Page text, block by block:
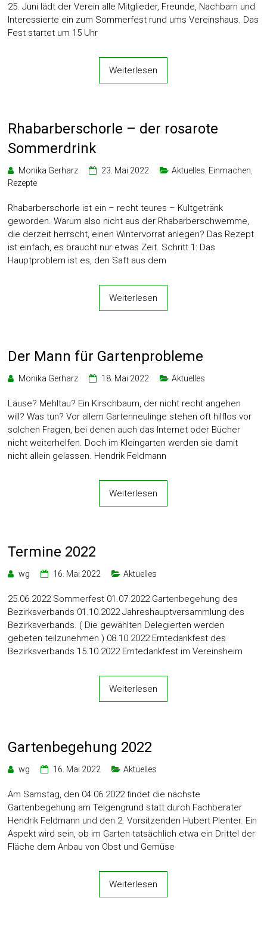
25. Juni lädt der Verein alle Mitglieder, Freunde, Nachbarn und
Interessierte ein zum Sommerfest rund ums Vereinshaus. Das
Fest startet um 15 Uhr
Weiterlesen
Rhabarberschorle – der rosarote
Sommerdrink
Monika Gerharz 23. Mai 2022 Aktuelles Einmachen
Rezepte
Rhabarberschorle ist ein – recht teures – Kultgetränk
geworden. Warum also nicht aus der Rhabarberschwemme,
die derzeit herrscht, einen Wintervorrat anlegen? Das Rezept
ist einfach, es braucht nur etwas Zeit. Schritt 1: Das
Hauptproblem ist es, den Saft aus dem
Weiterlesen
Der Mann für Gartenprobleme
Monika Gerharz 18. Mai 2022 Aktuelles
Läuse? Mehltau? Ein Kirschbaum, der nicht recht angehen
will? Was tun? Vor allem Gartenneulinge stehen oft hilflos vor
solchen Fragen, bei denen auch das Internet oder Bücher
nicht weiterhelfen. Doch im Kleingarten werden sie damit
nicht allein gelassen. Hendrik Feldmann
Weiterlesen
Termine 2022
wg 16. Mai 2022 Aktuelles
25.06.2022 Sommerfest 01.07.2022 Gartenbegehung des
Bezirksverbands 01.10.2022 Jahreshauptversammlung des
Bezirksverbands. ( Die gewählten Delegierten werden
gebeten teilzunehmen ) 08.10.2022 Erntedankfest des
Bezirksverbands 15.10.2022 Erntedankfest im Vereinsheim
Weiterlesen
Gartenbegehung 2022
wg 16. Mai 2022 Aktuelles
Am Samstag, den 04.06.2022 findet die nächste
Gartenbegehung am Telgengrund statt durch Fachberater
Hendrik Feldmann und den 2. Vorsitzenden Hubert Plenter. Ein
Aspekt wird sein, ob im Garten tatsächlich etwa ein Drittel der
Fläche dem Anbau von Obst und Gemüse
Weiterlesen